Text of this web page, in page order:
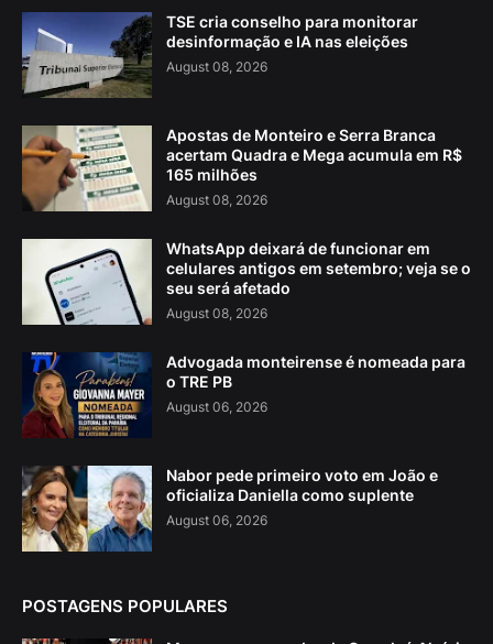
TSE cria conselho para monitorar
desinformação e IA nas eleições
August 08, 2026
Apostas de Monteiro e Serra Branca
acertam Quadra e Mega acumula em R$
165 milhões
August 08, 2026
WhatsApp deixará de funcionar em
celulares antigos em setembro; veja se o
seu será afetado
August 08, 2026
Advogada monteirense é nomeada para
o TRE PB
August 06, 2026
Nabor pede primeiro voto em João e
oficializa Daniella como suplente
August 06, 2026
POSTAGENS POPULARES